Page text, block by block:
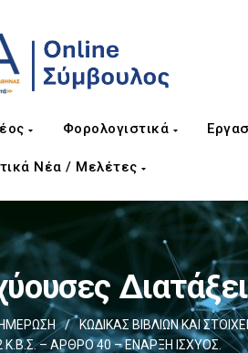
Φορολογιστικά
Νέα / Μελέτες
/ ΚΩΔΙΚΑΣ ΒΙΒΛΙΩΝ ΚΑΙ
Κ.Β.Σ. – ΑΡΘΡΟ 40 – ΕΝΑΡΞΗ ΙΣΧΥΟΣ.